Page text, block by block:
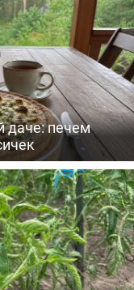
даче: печем